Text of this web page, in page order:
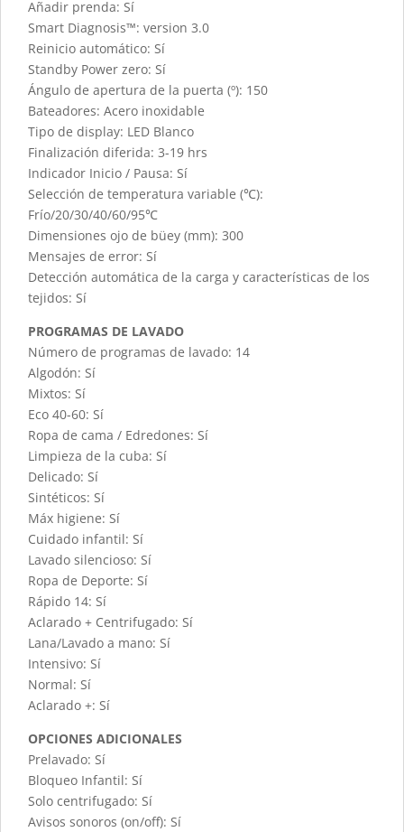
Añadir prenda: Sí
Smart Diagnosis™: version 3.0
Reinicio automático: Sí
Standby Power zero: Sí
Ángulo de apertura de la puerta (º): 150
Bateadores: Acero inoxidable
Tipo de display: LED Blanco
Finalización diferida: 3-19 hrs
Indicador Inicio / Pausa: Sí
Selección de temperatura variable (℃):
Frío/20/30/40/60/95℃
Dimensiones ojo de büey (mm): 300
Mensajes de error: Sí
Detección automática de la carga y características de los
tejidos: Sí
PROGRAMAS DE LAVADO
Número de programas de lavado: 14
Algodón: Sí
Mixtos: Sí
Eco 40-60: Sí
Ropa de cama / Edredones: Sí
Limpieza de la cuba: Sí
Delicado: Sí
Sintéticos: Sí
Máx higiene: Sí
Cuidado infantil: Sí
Lavado silencioso: Sí
Ropa de Deporte: Sí
Rápido 14: Sí
Aclarado + Centrifugado: Sí
Lana/Lavado a mano: Sí
Intensivo: Sí
Normal: Sí
Aclarado +: Sí
OPCIONES ADICIONALES
Prelavado: Sí
Bloqueo Infantil: Sí
Solo centrifugado: Sí
Avisos sonoros (on/off): Sí